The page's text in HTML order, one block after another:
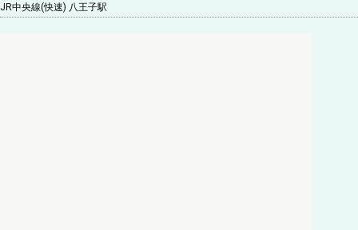
JR中央線(快速) 八王子駅